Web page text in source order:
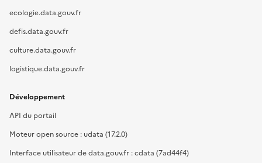
ecologie.data.gouv.fr
defis.data.gouv.fr
culture.data.gouv.fr
logistique.data.gouv.fr
Développement
API du portail
Moteur open source : udata (17.2.0)
Interface utilisateur de data.gouv.fr : cdata (7ad44f4)